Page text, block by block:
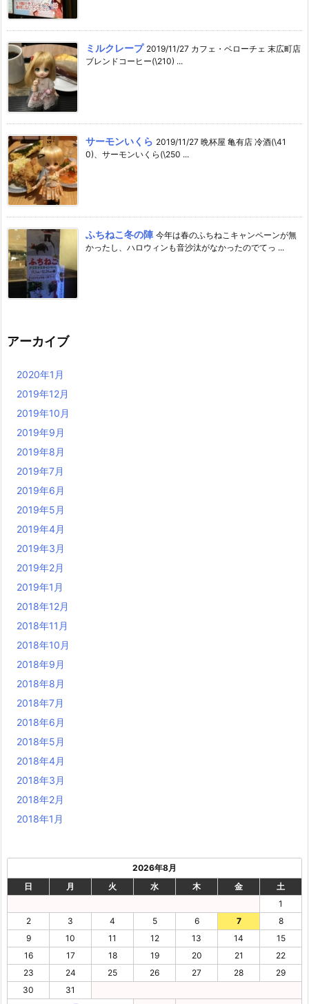
ミルクレープ 2019/11/27 カフェ・ベローチェ 末広町店
ブレンドコーヒー(\210) ...
サーモンいくら 2019/11/27 晩杯屋 亀有店 冷酒(\41
0)、サーモンいくら(\250 ...
ふちねこ冬の陣 今年は春のふちねこキャンペーンが無
かったし、ハロウィンも音沙汰がなかったのでてっ ...
アーカイブ
2020年1月
2019年12月
2019年10月
2019年9月
2019年8月
2019年7月
2019年6月
2019年5月
2019年4月
2019年3月
2019年2月
2019年1月
2018年12月
2018年11月
2018年10月
2018年9月
2018年8月
2018年7月
2018年6月
2018年5月
2018年4月
2018年3月
2018年2月
2018年1月
2026年8月
日
月 火 水 木 金 土
1
2
3 4 5 6 7
8
9
10 11 12 13 14
15
16
17 18 19 20 21
22
23
24 25 26 27 28
29
30
31